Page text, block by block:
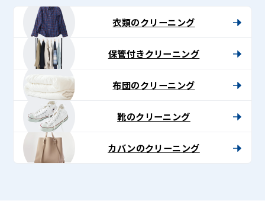
衣類のクリーニング
保管付きクリーニング
布団のクリーニング
靴のクリーニング
カバンのクリーニング